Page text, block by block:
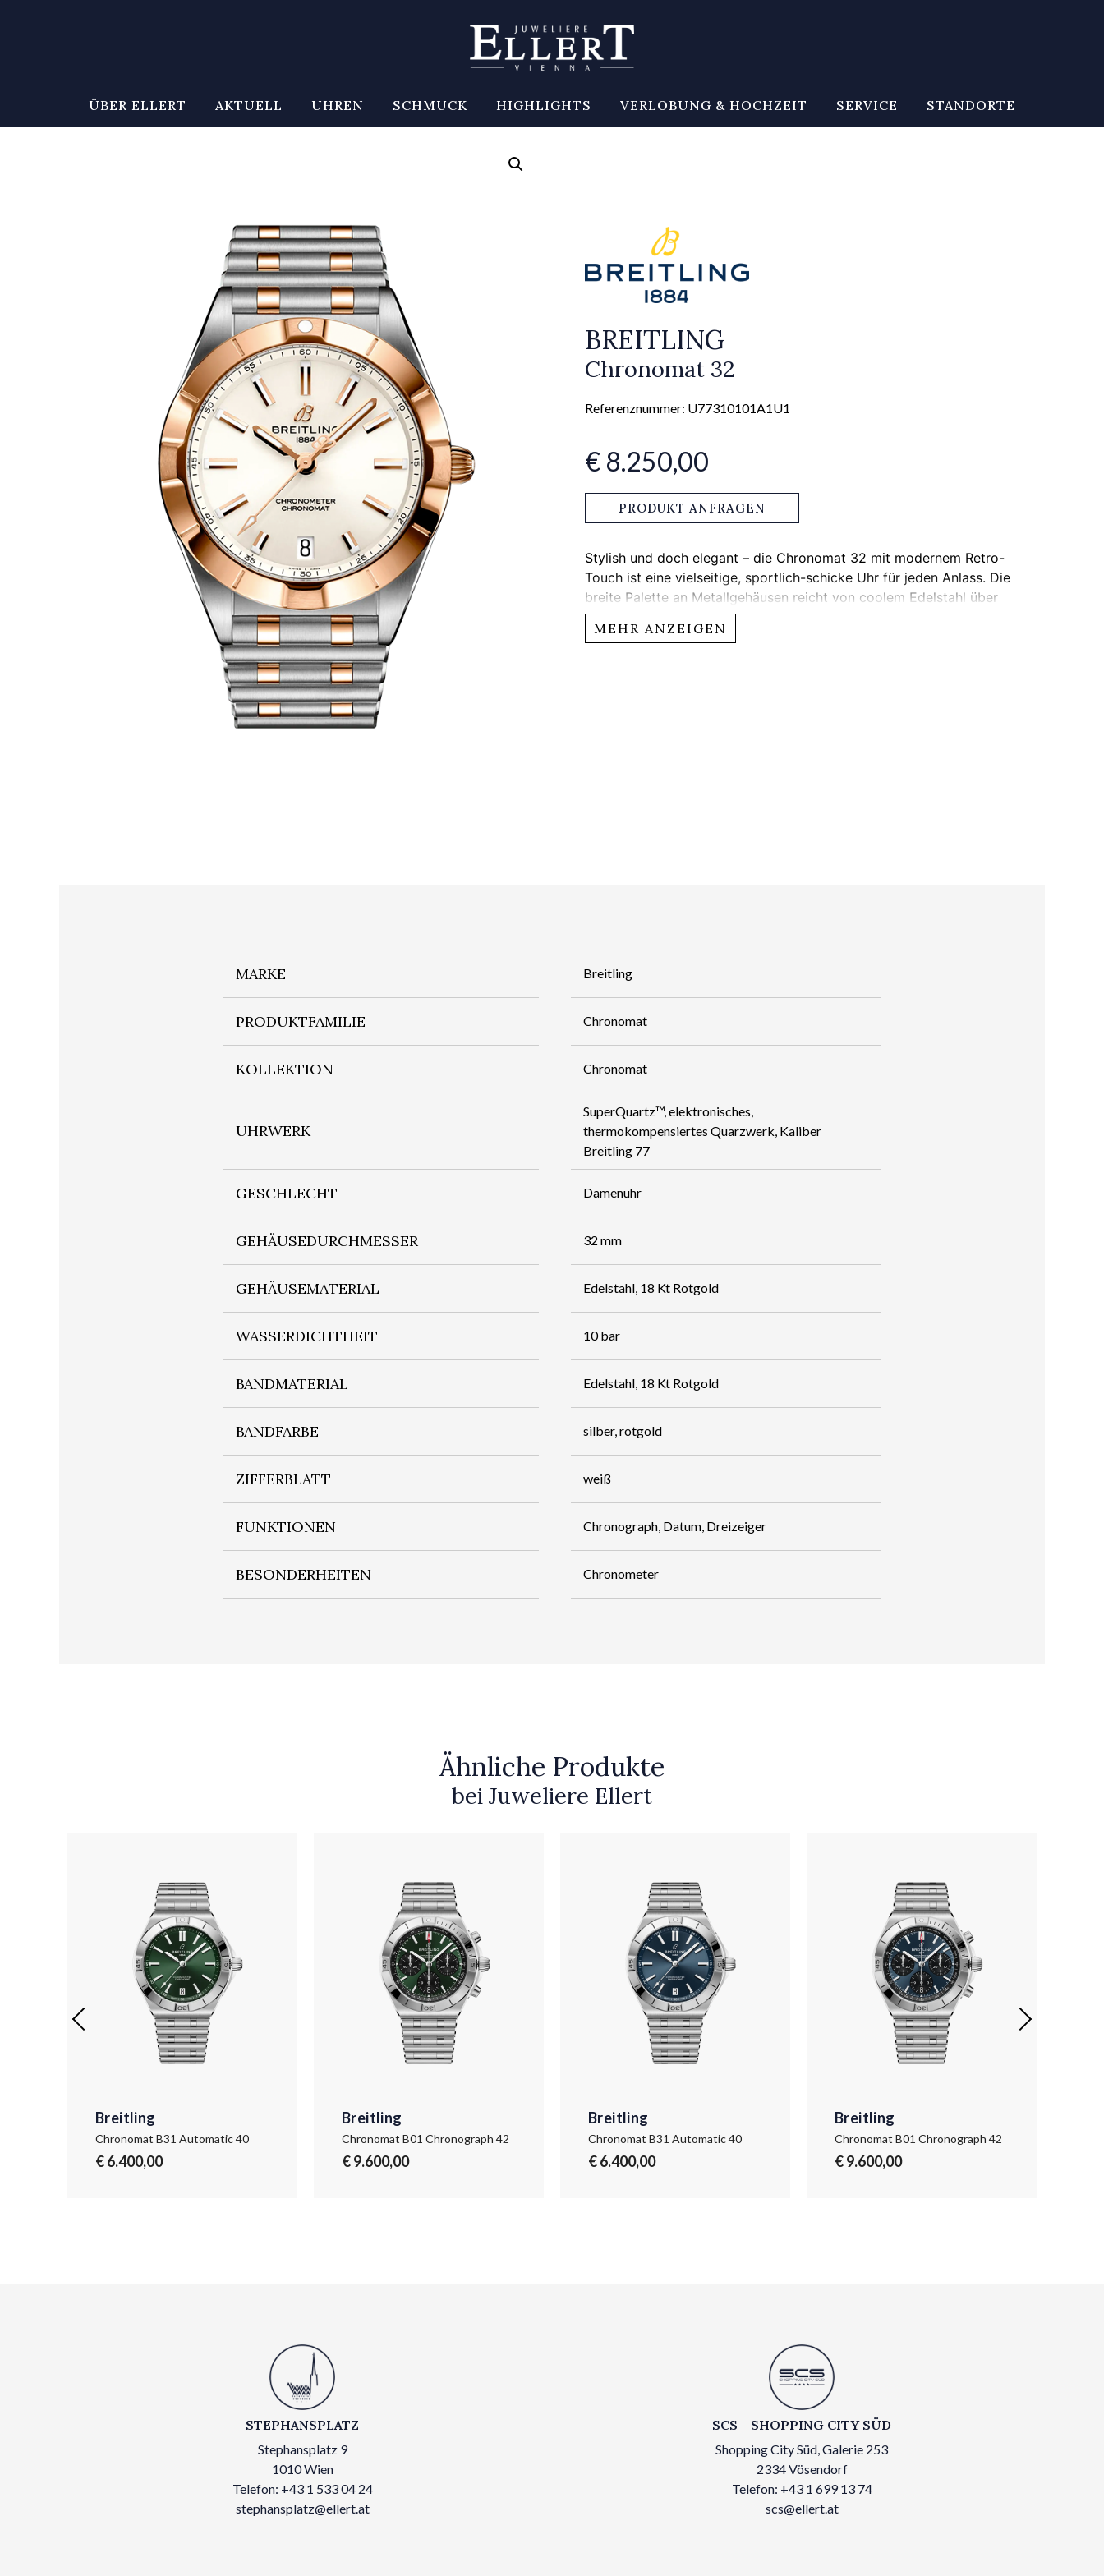
ÜBER ELLERT AKTUELL UHREN SCHMUCK HIGHLIGHTS VERLOBUNG & HOCHZEIT SERVICE STANDORTE
BREITLING
Chronomat 32
Referenznummer: U77310101A1U1
€ 8.250,00
PRODUKT ANFRAGEN
Stylish und doch elegant – die Chronomat 32 mit modernem Retro-
Touch ist eine vielseitige, sportlich-schicke Uhr für jeden Anlass. Die
breite Palette an Metallgehäusen reicht von coolem Edelstahl über
die zweifarbigen Allrounder bis hin zu luxuriösem 18-karätigen
Rotgold. Diamantbesetzte Lünetten und Zeiger sowie farbenfrohe
MEHR ANZEIGEN
MARKE Breitling
PRODUKTFAMILIE Chronomat
KOLLEKTION Chronomat
UHRWERK
SuperQuartz™, elektronisches,
thermokompensiertes Quarzwerk, Kaliber
Breitling 77
GESCHLECHT Damenuhr
GEHÄUSEDURCHMESSER 32 mm
GEHÄUSEMATERIAL Edelstahl, 18 Kt Rotgold
WASSERDICHTHEIT 10 bar
BANDMATERIAL Edelstahl, 18 Kt Rotgold
BANDFARBE silber, rotgold
ZIFFERBLATT weiß
FUNKTIONEN Chronograph, Datum, Dreizeiger
BESONDERHEITEN Chronometer
Ähnliche Produkte
bei Juweliere Ellert
Breitling
Chronomat B31 Automatic 40
€ 6.400,00
Breitling
Chronomat B01 Chronograph 42
€ 9.600,00
Breitling
Chronomat B31 Automatic 40
€ 6.400,00
Breitling
Chronomat B01 Chronograph 42
€ 9.600,00
STEPHANSPLATZ
Stephansplatz 9
1010 Wien
Telefon: +43 1 533 04 24
stephansplatz@ellert.at
SCS - SHOPPING CITY SÜD
Shopping City Süd, Galerie 253
2334 Vösendorf
Telefon: +43 1 699 13 74
scs@ellert.at